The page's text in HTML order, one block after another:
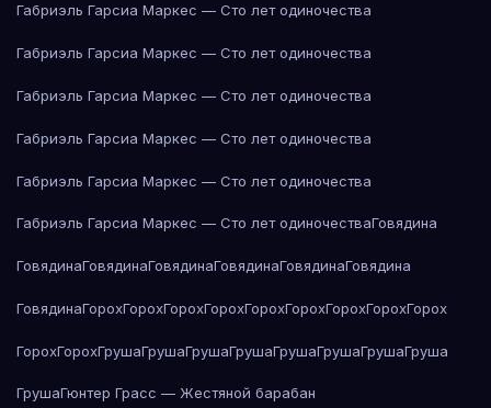
Габриэль Гарсиа Маркес — Сто лет одиночества
Габриэль Гарсиа Маркес — Сто лет одиночества
Габриэль Гарсиа Маркес — Сто лет одиночества
Габриэль Гарсиа Маркес — Сто лет одиночества
Габриэль Гарсиа Маркес — Сто лет одиночества
Габриэль Гарсиа Маркес — Сто лет одиночестваГовядина
ГовядинаГовядинаГовядинаГовядинаГовядинаГовядина
ГовядинаГорохГорохГорохГорохГорохГорохГорохГорохГорох
ГорохГорохГрушаГрушаГрушаГрушаГрушаГрушаГрушаГруша
ГрушаГюнтер Грасс — Жестяной барабан